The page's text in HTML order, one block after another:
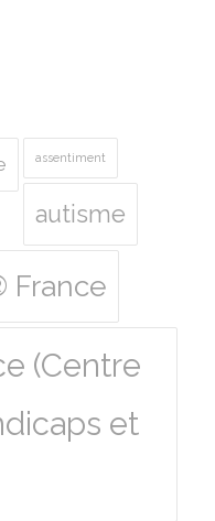
assentiment
autisme
France
(Centre
et